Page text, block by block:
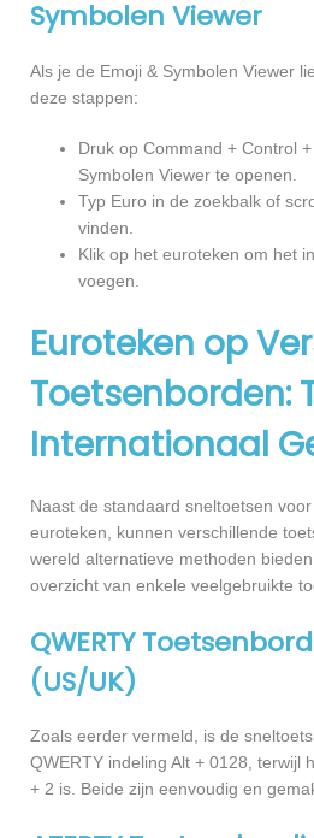
Symbolen Viewer
Als je de Emoji & Symbolen Viewer
deze stappen:
Druk op Command + Control
Symbolen Viewer te openen.
Typ Euro in de zoekbalk of
vinden.
Klik op het euroteken om het
voegen.
Euroteken op
Toetsenborden:
Internationaal
Naast de standaard sneltoetsen
euroteken, kunnen verschillende
wereld alternatieve methoden
overzicht van enkele veelgebruikte
QWERTY
(US/UK)
Zoals eerder vermeld, is de
QWERTY indeling Alt + 0128, terwijl
+ 2 is. Beide zijn eenvoudig en